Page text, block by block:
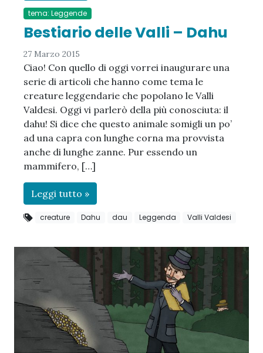
tema: Leggende
Bestiario delle Valli – Dahu
27 Marzo 2015
Ciao! Con quello di oggi vorrei inaugurare una
serie di articoli che hanno come tema le
creature leggendarie che popolano le Valli
Valdesi. Oggi vi parlerò della più conosciuta: il
dahu! Si dice che questo animale somigli un po’
ad una capra con lunghe corna ma provvista
anche di lunghe zanne. Pur essendo un
mammifero, […]
Leggi tutto »
creature Dahu dau Leggenda Valli Valdesi